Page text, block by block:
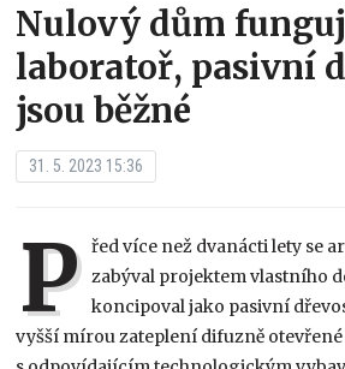
Nulový dům
laboratoř, pasivní
jsou běžné
31. 5. 2023 15:36
P řed více než dvanácti lety se
zabýval projektem vlastního
koncipoval jako pasivní
vyšší mírou zateplení difuzně